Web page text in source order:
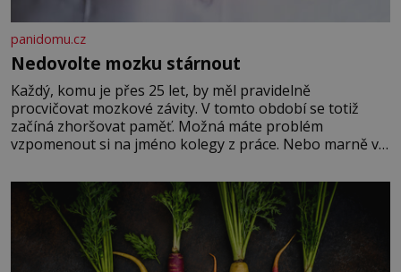
panidomu.cz
Nedovolte mozku stárnout
Každý, komu je přes 25 let, by měl pravidelně
procvičovat mozkové závity. V tomto období se totiž
začíná zhoršovat paměť. Možná máte problém
vzpomenout si na jméno kolegy z práce. Nebo marně v
Je to opravdu tak, s věkem jako kdyby se paměť
rozhodla stávkovat. Cvičte